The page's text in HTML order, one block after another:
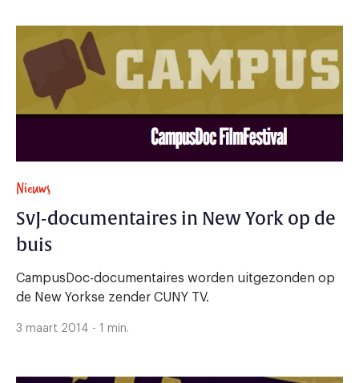
Nieuws
SvJ-documentaires in New York op de
buis
CampusDoc-documentaires worden uitgezonden op
de New Yorkse zender CUNY TV.
3 maart 2014 - 1 min.